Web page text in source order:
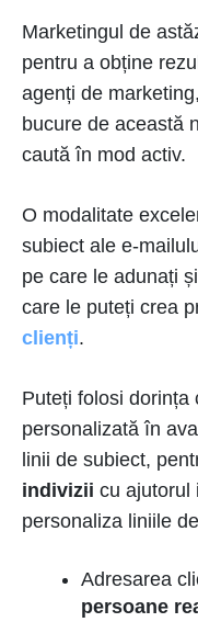
Marketingul de
pentru a obține
agenți de
bucure de această
caută în mod activ.
O modalitate
subiect ale e-
pe care le adunați
care le puteți crea
clienți.
Puteți folosi dorința
personalizată în
linii de subiect,
indivizii cu ajutorul
personaliza liniile
Adresarea
persoane